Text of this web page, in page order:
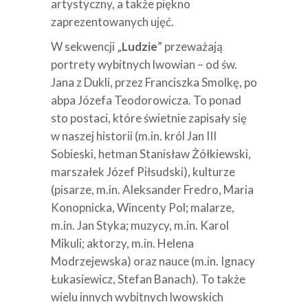
artystyczny, a także piękno
zaprezentowanych ujęć.
W sekwencji „Ludzie” przeważają
portrety wybitnych lwowian – od św.
Jana z Dukli, przez Franciszka Smolkę, po
abpa Józefa Teodorowicza. To ponad
sto postaci, które świetnie zapisały się
w naszej historii (m.in. król Jan III
Sobieski, hetman Stanisław Żółkiewski,
marszałek Józef Piłsudski), kulturze
(pisarze, m.in. Aleksander Fredro, Maria
Konopnicka, Wincenty Pol; malarze,
m.in. Jan Styka; muzycy, m.in. Karol
Mikuli; aktorzy, m.in. Helena
Modrzejewska) oraz nauce (m.in. Ignacy
Łukasiewicz, Stefan Banach). To także
wielu innych wybitnych lwowskich